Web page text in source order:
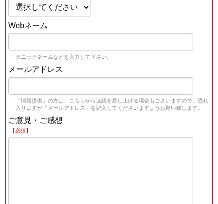
Webネーム
※ニックネームなどを入力して下さい。
メールアドレス
「情報提供」の方は、こちらから連絡を差し上げる場合もございますので、恐れ
入りますが「メールアドレス」を記入してくださいますようお願い致します。
ご意見・ご感想
【必須】